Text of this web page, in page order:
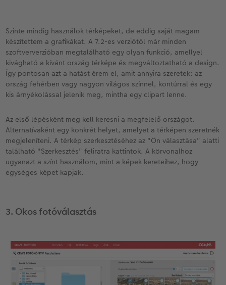
Szinte mindig használok térképeket, de eddig saját magam
készítettem a grafikákat. A 7.2-es verziótól már minden
szoftververzióban megtalálható egy olyan funkció, amellyel
kivágható a kívánt ország térképe és megváltoztatható a design.
Így pontosan azt a hatást érem el, amit annyira szeretek: az
ország fehérben vagy nagyon világos színnel, kontúrral és egy
kis árnyékolással jelenik meg, mintha egy clipart lenne.
Az első lépésként meg kell keresni a megfelelő országot.
Alternatívaként egy konkrét helyet, amelyet a térképen szeretnék
megjeleníteni. A térkép szerkesztéséhez az "Ön választása" alatti
található "Szerkesztés" feliratra kattintok. A körvonalhoz
ugyanazt a színt használom, mint a képek kereteihez, hogy
egységes képet kapjak.
3. Okos fotóválasztás